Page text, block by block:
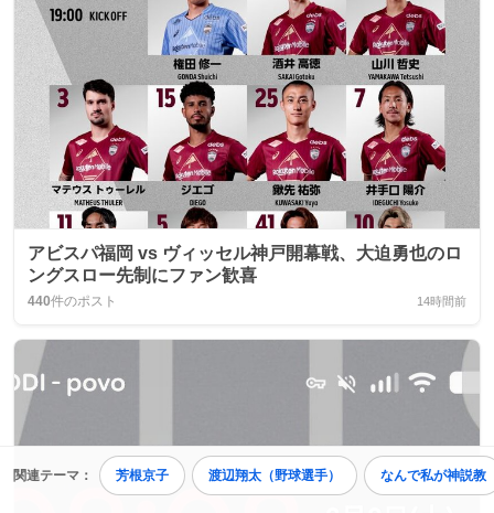
関連テーマ： 芳根京子 渡辺翔太（野球選手） なんで私が神説教
アビスパ福岡 vs ヴィッセル神戸開幕戦、大迫勇也のロ
ングスロー先制にファン歓喜
440件のポスト 14時間前